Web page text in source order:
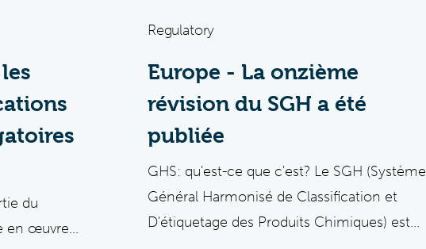
du
en œuvre...
Regulatory
Europe - La onzième
révision du SGH a été
publiée
GHS: qu'est-ce que c'est? Le SGH (Système
Général Harmonisé de Classification et
D'étiquetage des Produits Chimiques) est...